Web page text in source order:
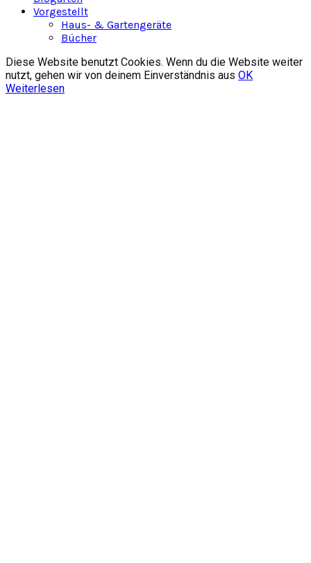
Vorgestellt
Haus- & Gartengeräte
Bücher
Diese Website benutzt Cookies. Wenn du die Website weiter
nutzt, gehen wir von deinem Einverständnis aus OK
Weiterlesen